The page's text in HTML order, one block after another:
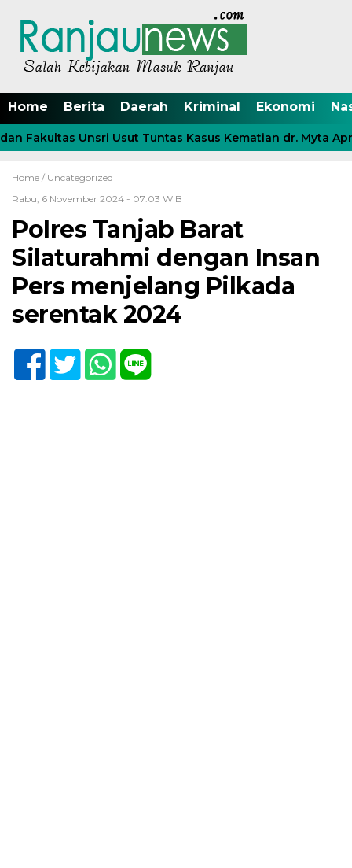
Home Berita Daerah Kriminal Ekonomi
Fakultas Unsri Usut Tuntas Kasus Kematian dr. Myta
Home / Uncategorized
Rabu, 6 November 2024 - 07:03 WIB
Polres Tanjab Barat
Silaturahmi dengan Insan
Pers menjelang Pilkada
serentak 2024